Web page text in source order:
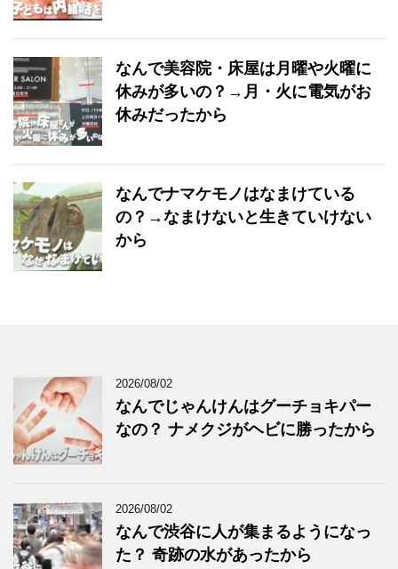
なんで美容院・床屋は月曜や火曜に
休みが多いの？→月・火に電気がお
休みだったから
なんでナマケモノはなまけている
の？→なまけないと生きていけない
から
2026/08/02
なんでじゃんけんはグーチョキパー
なの？ ナメクジがヘビに勝ったから
2026/08/02
なんで渋谷に人が集まるようになっ
た？ 奇跡の水があったから